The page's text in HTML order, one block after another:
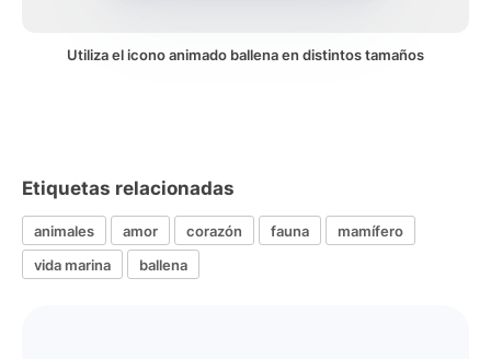
Utiliza el icono animado ballena en distintos tamaños
Etiquetas relacionadas
animales amor corazón fauna
mamífero
vida marina
ballena